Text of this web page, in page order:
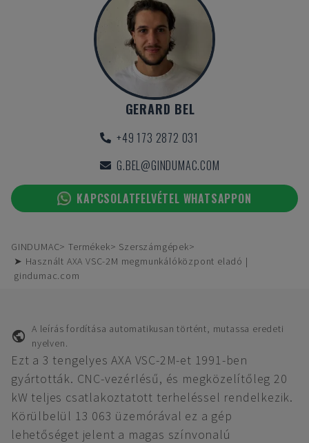
GERARD BEL
+49 173 2872 031
G.BEL@GINDUMAC.COM
KAPCSOLATFELVÉTEL WHATSAPPON
GINDUMAC Termékek
Szerszámgépek
➤ Használt AXA VSC-2M megmunkálóközpont eladó |
gindumac.com
A leírás fordítása automatikusan történt, mutassa eredeti
nyelven.
Ezt a 3 tengelyes AXA VSC-2M-et 1991-ben
gyártották. CNC-vezérlésű, és megközelítőleg 20
kW teljes csatlakoztatott terheléssel rendelkezik.
Körülbelül 13 063 üzemórával ez a gép
lehetőséget jelent a magas színvonalú